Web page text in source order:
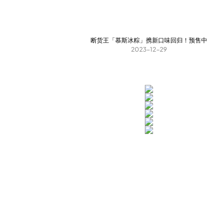
断货王「慕斯冰粽」携新口味回归！预售中
2023-12-29